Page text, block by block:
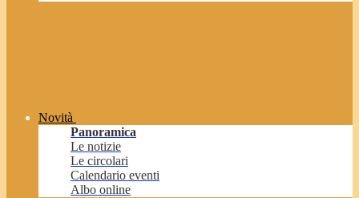
Novità
Panoramica
Le notizie
Le circolari
Calendario eventi
Albo online